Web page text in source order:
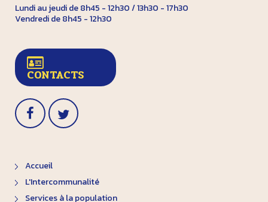
Lundi au jeudi de 8h45 - 12h30 / 13h30 - 17h30
Vendredi de 8h45 - 12h30
CONTACTS
Accueil
L'Intercommunalité
Services à la population